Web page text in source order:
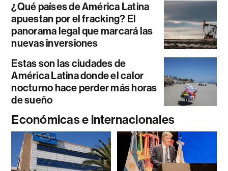
¿Qué países de América Latina
apuestan por el fracking? El
panorama legal que marcará las
nuevas inversiones
Estas son las ciudades de
América Latina donde el calor
nocturno hace perder más horas
de sueño
Económicas e internacionales